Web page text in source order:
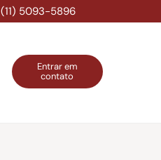
(11) 5093-5896
Entrar em
contato